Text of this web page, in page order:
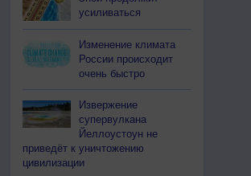
усиливаться
Изменение климата
России происходит
очень быстро
Извержение
супервулкана
Йеллоустоун не
приведёт к уничтожению
цивилизации